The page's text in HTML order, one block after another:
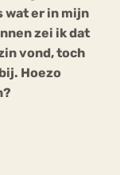
wat er in mijn
zei ik dat
vond, toch
Hoezo